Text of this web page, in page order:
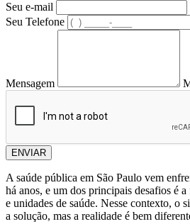
Seu e-mail
Seu Telefone
Mensagem
ENVIAR
A saúde pública em São Paulo vem
há anos, e um dos principais desafios é
e unidades de saúde. Nesse contexto, o
a solução, mas a realidade é bem